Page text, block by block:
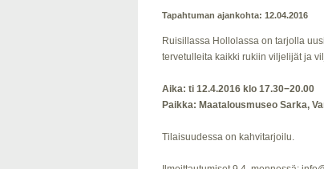
Tapahtuman ajankohta: 12.04.2016
Ruisillassa Hollolassa on tarjolla
tervetulleita kaikki rukiin viljelijät ja
Aika: ti 12.4.2016 klo 17.30−20.00
Paikka: Maatalousmuseo Sarka,
Tilaisuudessa on kahvitarjoilu.